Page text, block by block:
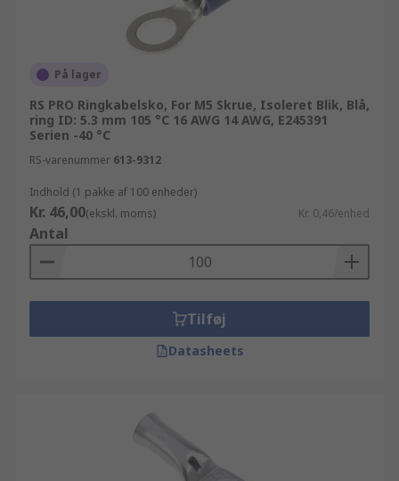
På lager
RS PRO Ringkabelsko, For M5 Skrue, Isoleret Blik, Blå,
ring ID: 5.3 mm 105 °C 16 AWG 14 AWG, E245391
Serien -40 °C
RS-varenummer 613-9312
Indhold (1 pakke af 100 enheder)
Kr. 46,00(ekskl. moms) Kr. 0,46/enhed
Antal
Tilføj
Datasheets